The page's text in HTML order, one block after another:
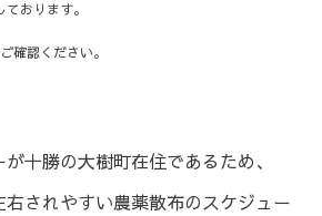
おります。
確認ください。
十勝の大樹町在住であるため、
されやすい農薬散布のスケジュー